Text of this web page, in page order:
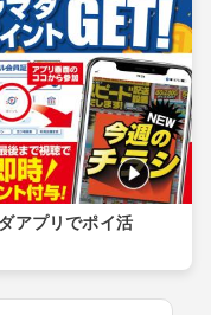
アプリでポイ活